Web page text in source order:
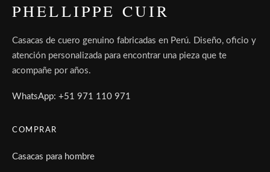
PHELLIPPE CUIR
Casacas de cuero genuino fabricadas en Perú. Diseño, oficio y
atención personalizada para encontrar una pieza que te
acompañe por años.
WhatsApp: +51 971 110 971
COMPRAR
Casacas para hombre